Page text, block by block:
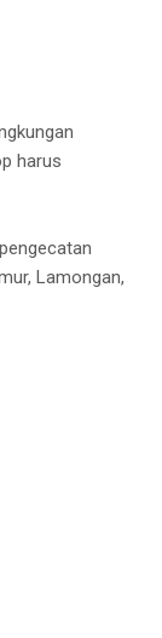
harus
Lamongan,